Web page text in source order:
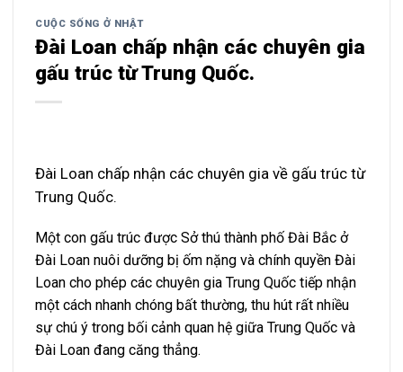
CUỘC SỐNG Ở NHẬT
Đài Loan chấp nhận các chuyên gia
gấu trúc từ Trung Quốc.
Đài Loan chấp nhận các chuyên gia về gấu trúc từ
Trung Quốc.
Một con gấu trúc được Sở thú thành phố Đài Bắc ở
Đài Loan nuôi dưỡng bị ốm nặng và chính quyền Đài
Loan cho phép các chuyên gia Trung Quốc tiếp nhận
một cách nhanh chóng bất thường, thu hút rất nhiều
sự chú ý trong bối cảnh quan hệ giữa Trung Quốc và
Đài Loan đang căng thẳng.